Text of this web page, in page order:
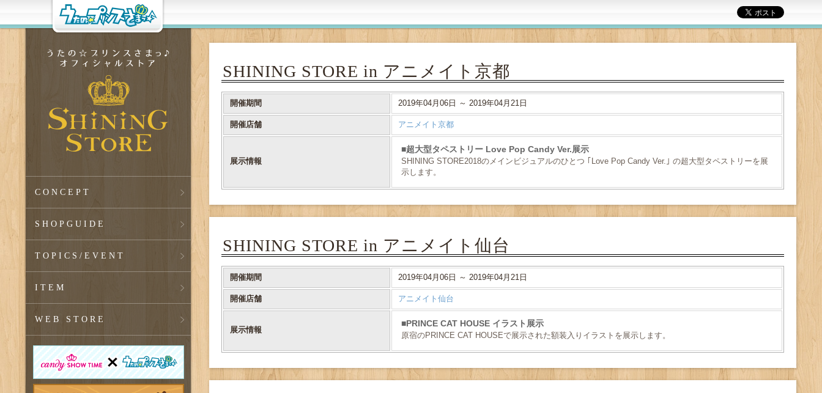
CONCEPT
SHOPGUIDE
TOPICS /EVENT
ITEM
WEB STORE
SHINING STORE in アニメイト京都
開催期間 2019年04月06日 ～ 2019年04月21日
開催店舗 アニメイト京都
展示情報
超大型タペストリー Love Pop Candy Ver.展示
SHINING STORE2018のメインビジュアルのひとつ ｢Love Pop Candy Ver.｣ の超大型タペストリーを展
示します。
SHINING STORE in アニメイト仙台
開催期間 2019年04月06日 ～ 2019年04月21日
開催店舗 アニメイト仙台
展示情報
PRINCE CAT HOUSE イラスト展示
原宿のPRINCE CAT HOUSEで展示された額装入りイラストを展示します。